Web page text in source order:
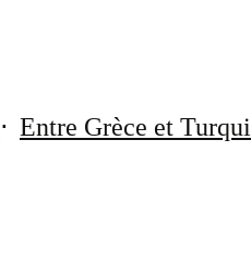
Entre Grèce et